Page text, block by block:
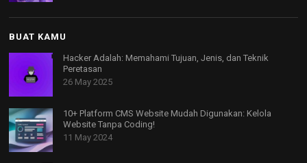
BUAT KAMU
Hacker Adalah: Memahami Tujuan, Jenis, dan Teknik
Peretasan
26 May 2025
10+ Platform CMS Website Mudah Digunakan: Kelola
Website Tanpa Coding!
11 May 2024